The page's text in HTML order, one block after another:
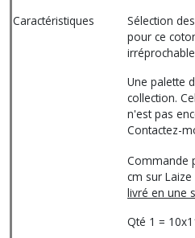
Caractéristiques
Sélection
pour ce
Une palette
collection.
n'est pas
Contactez-
Commande
cm sur
livré en une
Qté 1 =